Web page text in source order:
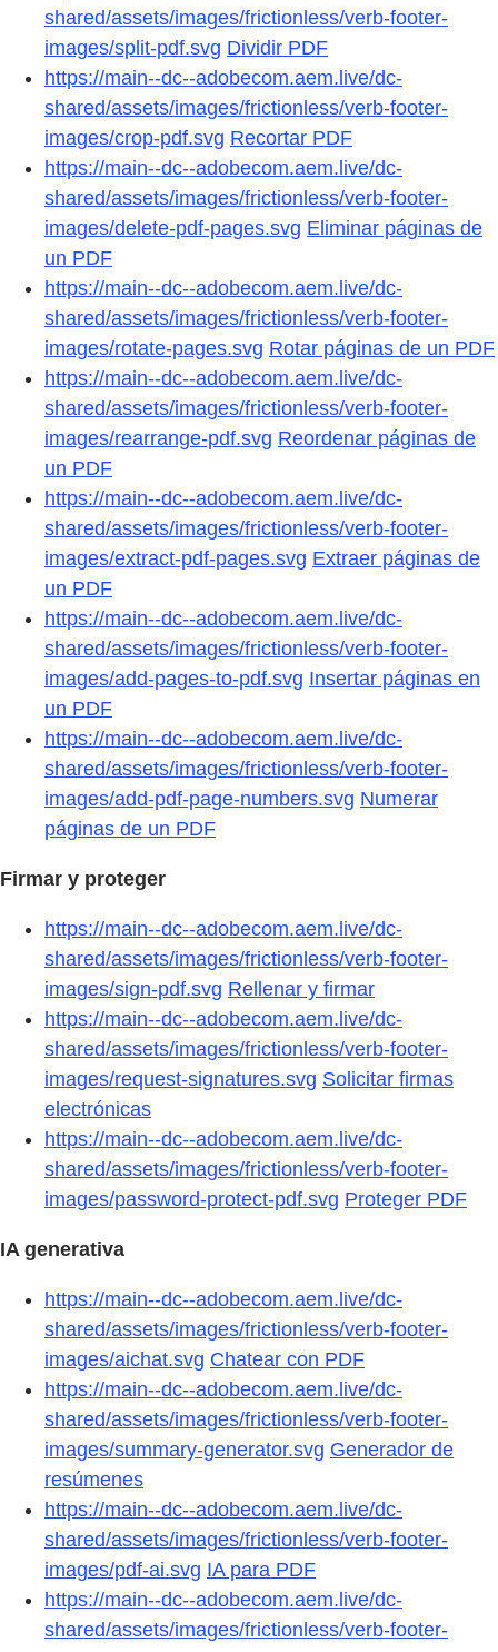
shared/assets/images/frictionless/verb-footer-
images/split-pdf.svg Dividir PDF
https://main--dc--adobecom.aem.live/dc-
shared/assets/images/frictionless/verb-footer-
images/crop-pdf.svg Recortar PDF
https://main--dc--adobecom.aem.live/dc-
shared/assets/images/frictionless/verb-footer-
images/delete-pdf-pages.svg Eliminar páginas de
un PDF
https://main--dc--adobecom.aem.live/dc-
shared/assets/images/frictionless/verb-footer-
images/rotate-pages.svg Rotar páginas de un PDF
https://main--dc--adobecom.aem.live/dc-
shared/assets/images/frictionless/verb-footer-
images/rearrange-pdf.svg Reordenar páginas de
un PDF
https://main--dc--adobecom.aem.live/dc-
shared/assets/images/frictionless/verb-footer-
images/extract-pdf-pages.svg Extraer páginas de
un PDF
https://main--dc--adobecom.aem.live/dc-
shared/assets/images/frictionless/verb-footer-
images/add-pages-to-pdf.svg Insertar páginas en
un PDF
https://main--dc--adobecom.aem.live/dc-
shared/assets/images/frictionless/verb-footer-
images/add-pdf-page-numbers.svg Numerar
páginas de un PDF
Firmar y proteger
https://main--dc--adobecom.aem.live/dc-
shared/assets/images/frictionless/verb-footer-
images/sign-pdf.svg Rellenar y firmar
https://main--dc--adobecom.aem.live/dc-
shared/assets/images/frictionless/verb-footer-
images/request-signatures.svg Solicitar firmas
electrónicas
https://main--dc--adobecom.aem.live/dc-
shared/assets/images/frictionless/verb-footer-
images/password-protect-pdf.svg Proteger PDF
IA generativa
https://main--dc--adobecom.aem.live/dc-
shared/assets/images/frictionless/verb-footer-
images/aichat.svg Chatear con PDF
https://main--dc--adobecom.aem.live/dc-
shared/assets/images/frictionless/verb-footer-
images/summary-generator.svg Generador de
resúmenes
https://main--dc--adobecom.aem.live/dc-
shared/assets/images/frictionless/verb-footer-
images/pdf-ai.svg IA para PDF
https://main--dc--adobecom.aem.live/dc-
shared/assets/images/frictionless/verb-footer-